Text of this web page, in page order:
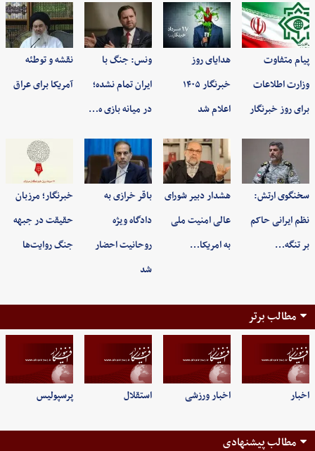
پیام متفاوت
وزارت اطلاعات
برای روز خبرنگار
هدایای روز
خبرنگار ۱۴۰۵
اعلام شد
ونس: جنگ با
ایران تمام نشده؛
در میانه بازی ه…
نقشه و توطئه
آمریکا برای عراق
سخنگوی ارتش:
نظم ایرانی حاکم
بر تنگه…
هشدار دبیر شورای
عالی امنیت ملی
به امریکا…
باقر خرازی به
دادگاه ویژه
روحانیت احضار
شد
خبرنگار؛ مرزبان
حقیقت در جبهه
جنگ روایت‌ها
مطالب برتر
اخبار اخبار ورزشی استقلال پرسپولیس
مطالب پیشنهادی